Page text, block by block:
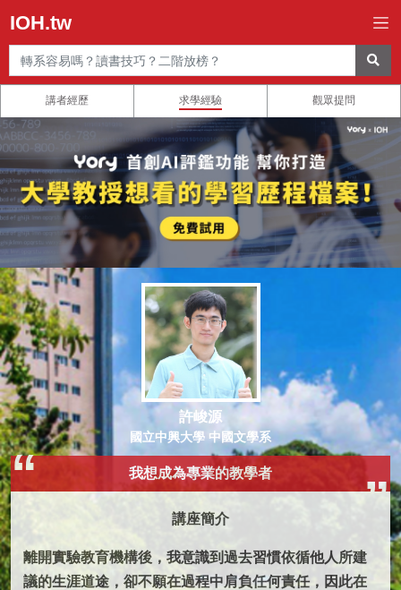
IOH.tw
講者經歷 求學經驗 觀眾提問
許峻源
國立中興大學 中國文學系
我想成為專業的教學者
講座簡介
離開實驗教育機構後，我意識到過去習慣依循他人所建
議的生涯道途，卻不願在過程中肩負任何責任，因此在